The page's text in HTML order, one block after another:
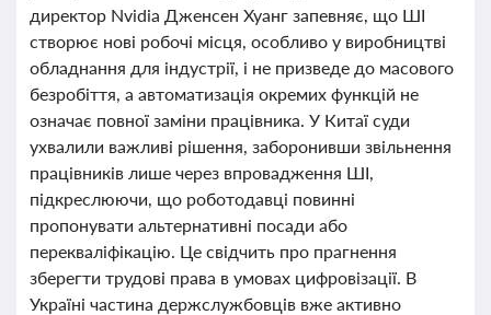
директор Nvidia Дженсен Хуанг запевняє, що ШІ
створює нові робочі місця, особливо у виробництві
обладнання для індустрії, і не призведе до масового
безробіття, а автоматизація окремих функцій не
означає повної заміни працівника. У Китаї суди
ухвалили важливі рішення, заборонивши звільнення
працівників лише через впровадження ШІ,
підкреслюючи, що роботодавці повинні
пропонувати альтернативні посади або
перекваліфікацію. Це свідчить про прагнення
зберегти трудові права в умовах цифровізації. В
Україні частина держслужбовців вже активно